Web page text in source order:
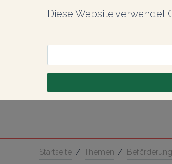
Diese Website verwendet
Startseite / Themen /